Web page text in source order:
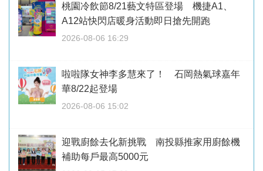
桃園冷飲節8/21藝文特區登場 機捷A1、
A12站快閃店暖身活動即日搶先開跑
2026-08-06 16:29
啦啦隊女神李多慧來了！ 石岡熱氣球嘉年
華8/22起登場
2026-08-06 15:02
迎戰廚餘去化新挑戰 南投縣推家用廚餘機
補助每戶最高5000元